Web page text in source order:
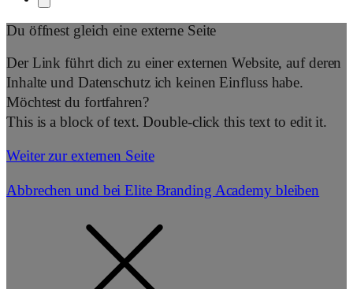
Du öffnest gleich eine externe Seite
Der Link führt dich zu einer externen Website, auf deren
Inhalte und Datenschutz ich keinen Einfluss habe.
Möchtest du fortfahren?
This is a block of text. Double-click this text to edit it.
Weiter zur externen Seite
Abbrechen und bei Elite Branding Academy bleiben